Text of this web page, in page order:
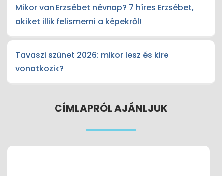
Mikor van Erzsébet névnap? 7 híres Erzsébet,
akiket illik felismerni a képekről!
Tavaszi szünet 2026: mikor lesz és kire
vonatkozik?
CÍMLAPRÓL AJÁNLJUK